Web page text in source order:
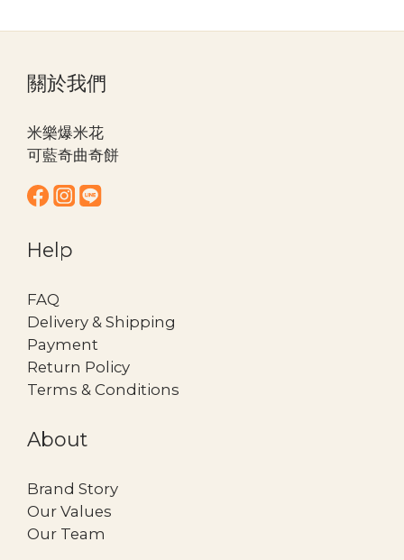
關於我們
米樂爆米花
可藍奇曲奇餅
Help
FAQ
Delivery & Shipping
Payment
Return Policy
Terms & Conditions
About
Brand Story
Our Values
Our Team